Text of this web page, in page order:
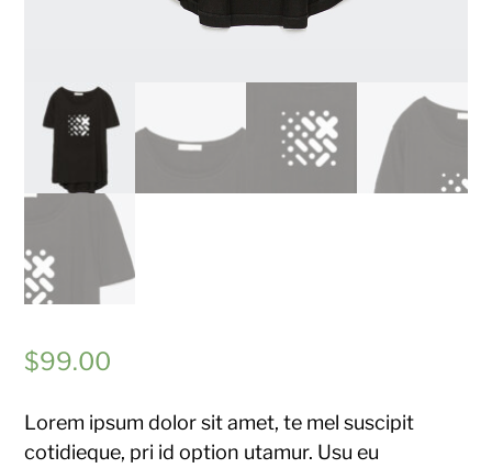
$99.00
Lorem ipsum dolor sit amet, te mel suscipit
cotidieque, pri id option utamur. Usu eu